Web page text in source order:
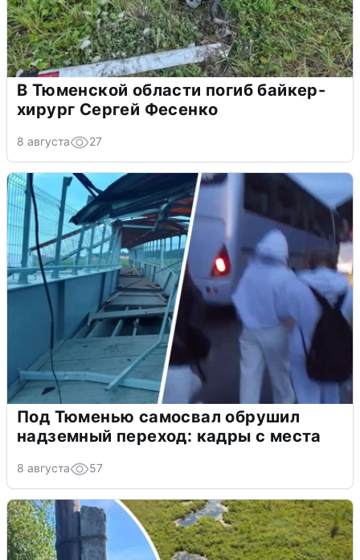
В Тюменской области погиб байкер-
хирург Сергей Фесенко
8 августа 27
Под Тюменью самосвал обрушил
надземный переход: кадры с места
8 августа 57